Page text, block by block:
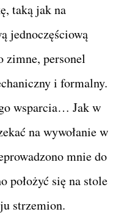
taką jak na
jednoczęściową
zimne, personel
i formalny.
wsparcia… Jak w
na wywołanie w
mnie do
położyć się na stole
strzemion.